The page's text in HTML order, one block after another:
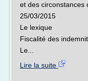
et des circonstances
25/03/2015
Le lexique
Fiscalité des
Le...
Lire la suite